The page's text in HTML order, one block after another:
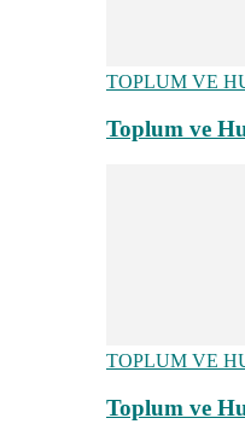
TOPLUM VE
Toplum ve
TOPLUM VE
Toplum ve